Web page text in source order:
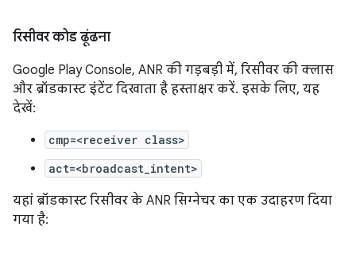
रिसीवर कोड ढूंढना
Google Play Console, ANR की गड़बड़ी में, रिसीवर की क्लास
और ब्रॉडकास्ट इंटेंट दिखाता है हस्ताक्षर करें. इसके लिए, यह
देखें:
cmp=<receiver class>
act=<broadcast_intent>
यहां ब्रॉडकास्ट रिसीवर के ANR सिग्नेचर का एक उदाहरण दिया
गया है: